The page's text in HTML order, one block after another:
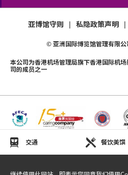
交通 餐饮美馔
亚博馆守则 | 私隐政策声明 |
© 亚洲国际博览馆管理有限公
本公司为香港机场管理局旗下香港国际机
司的成员之一